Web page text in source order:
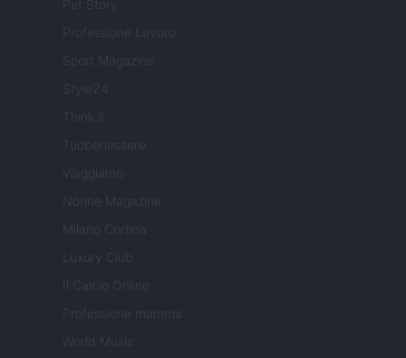
Professione Lavoro
Sport Magazine
Style24
Think.it
Tuobenessere
Viaggiamo
Nonne Magazine
Milano Cortina
Luxury Club
Il Calcio Online
Professione mamma
World Music